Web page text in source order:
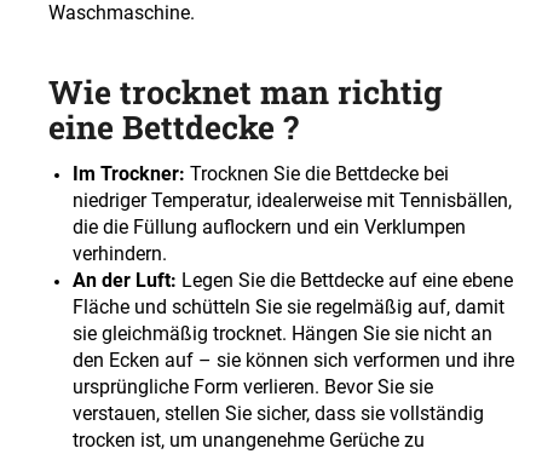
Waschmaschine.
Wie trocknet man richtig
eine Bettdecke ?
Im Trockner: Trocknen Sie die Bettdecke bei
niedriger Temperatur, idealerweise mit Tennisbällen,
die die Füllung auflockern und ein Verklumpen
verhindern.
An der Luft: Legen Sie die Bettdecke auf eine ebene
Fläche und schütteln Sie sie regelmäßig auf, damit
sie gleichmäßig trocknet. Hängen Sie sie nicht an
den Ecken auf – sie können sich verformen und ihre
ursprüngliche Form verlieren. Bevor Sie sie
verstauen, stellen Sie sicher, dass sie vollständig
trocken ist, um unangenehme Gerüche zu